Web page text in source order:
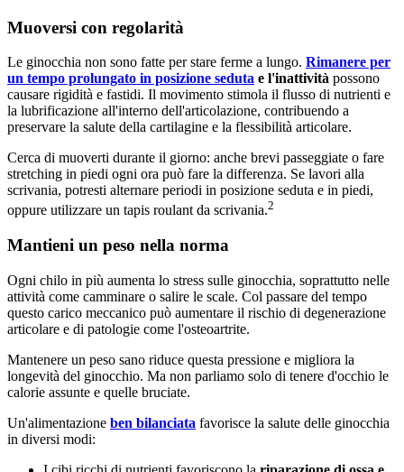
Muoversi con regolarità
Le ginocchia non sono fatte per stare ferme a lungo. Rimanere per
un tempo prolungato in posizione seduta e l'inattività possono
causare rigidità e fastidi. Il movimento stimola il flusso di nutrienti e
la lubrificazione all'interno dell'articolazione, contribuendo a
preservare la salute della cartilagine e la flessibilità articolare.
Cerca di muoverti durante il giorno: anche brevi passeggiate o fare
stretching in piedi ogni ora può fare la differenza. Se lavori alla
scrivania, potresti alternare periodi in posizione seduta e in piedi,
oppure utilizzare un tapis roulant da scrivania.2
Mantieni un peso nella norma
Ogni chilo in più aumenta lo stress sulle ginocchia, soprattutto nelle
attività come camminare o salire le scale. Col passare del tempo
questo carico meccanico può aumentare il rischio di degenerazione
articolare e di patologie come l'osteoartrite.
Mantenere un peso sano riduce questa pressione e migliora la
longevità del ginocchio. Ma non parliamo solo di tenere d'occhio le
calorie assunte e quelle bruciate.
Un'alimentazione ben bilanciata favorisce la salute delle ginocchia
in diversi modi: